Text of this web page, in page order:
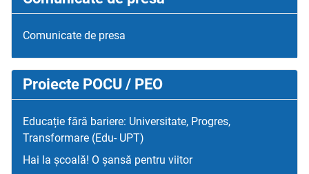
Comunicate de presa
Proiecte POCU / PEO
Educație fără bariere: Universitate, Progres,
Transformare (Edu- UPT)
Hai la școală! O șansă pentru viitor